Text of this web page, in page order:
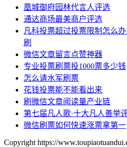
凰城御府园林代言人评选
通达商场最美商户评选
凡科投票超过投票限制怎么
刷
微信文章留言点赞神器
专业投票刷票投1000票多少钱
怎么请水军刷票
花钱投票能不能看出来
刷微信文章阅读量产业链
第七届凡人歌·十大凡人善举
微信刷票如何快速涨票拿第一
Copyright https://